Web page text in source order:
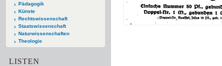
Pädagogik
Künste
Rechtswissenschaft
Staatswissenschaft
Naturwissenschaften
Theologie
LISTEN